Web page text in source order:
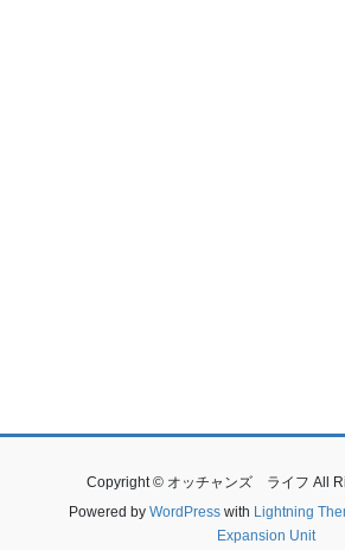
Copyright © オッチャンズ ライフ All
Powered by WordPresswith Lightning
Expansion Unit